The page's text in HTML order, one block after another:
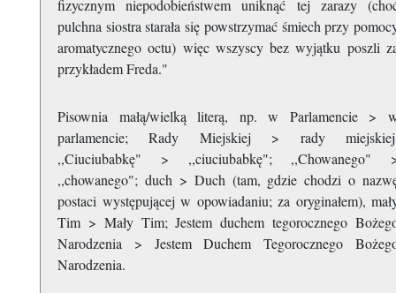
fizycznym niepodobieństwem uniknąć tej zarazy
pulchna siostra starała się powstrzymać śmiech przy
aromatycznego octu) więc wszyscy bez wyjątku poszli
przykładem Freda."
Pisownia małą/wielką literą, np. w Parlamencie >
parlamencie; Rady Miejskiej > rady
,,Ciuciubabkę" > ,,ciuciubabkę"; ,,Chowanego"
,,chowanego"; duch > Duch (tam, gdzie chodzi o
postaci występującej w opowiadaniu; za oryginałem),
Tim > Mały Tim; Jestem duchem tegorocznego
Narodzenia > Jestem Duchem Tegorocznego
Narodzenia.